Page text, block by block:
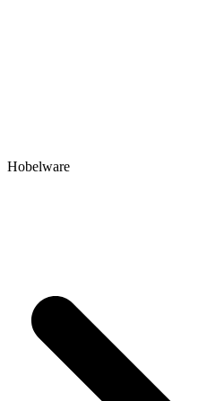
Hobelware